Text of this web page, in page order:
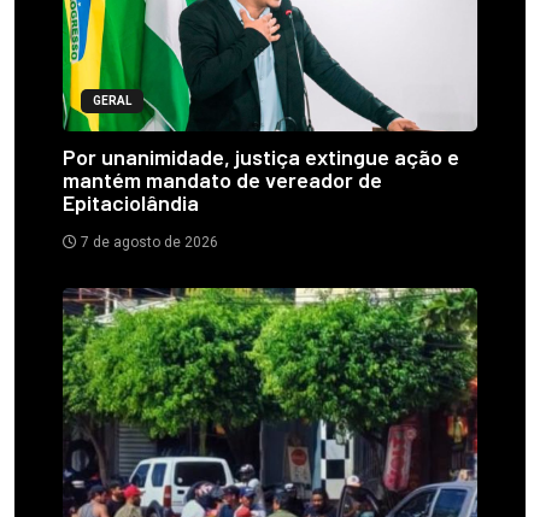
GERAL
Por unanimidade, justiça extingue ação e
mantém mandato de vereador de
Epitaciolândia
7 de agosto de 2026